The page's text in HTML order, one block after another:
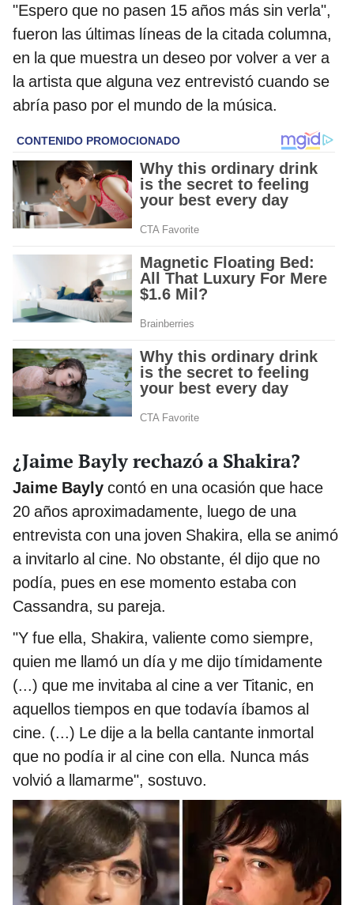
"Espero que no pasen 15 años más sin verla",
fueron las últimas líneas de la citada columna,
en la que muestra un deseo por volver a ver a
la artista que alguna vez entrevistó cuando se
abría paso por el mundo de la música.
¿Jaime Bayly rechazó a Shakira?
Jaime Bayly contó en una ocasión que hace
20 años aproximadamente, luego de una
entrevista con una joven Shakira, ella se animó
a invitarlo al cine. No obstante, él dijo que no
podía, pues en ese momento estaba con
Cassandra, su pareja.
"Y fue ella, Shakira, valiente como siempre,
quien me llamó un día y me dijo tímidamente
(...) que me invitaba al cine a ver Titanic, en
aquellos tiempos en que todavía íbamos al
cine. (...) Le dije a la bella cantante inmortal
que no podía ir al cine con ella. Nunca más
volvió a llamarme", sostuvo.